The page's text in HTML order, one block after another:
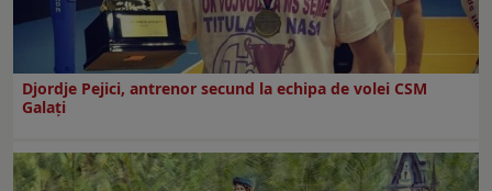
Djordje Pejici, antrenor secund la echipa de volei CSM
Galați